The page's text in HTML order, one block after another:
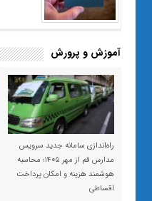
آموزش و پرورش
راه‌اندازی سامانه جدید سرویس
مدارس قم از مهر ۱۴۰۵؛ محاسبه
هوشمند هزینه و امکان پرداخت
اقساطی